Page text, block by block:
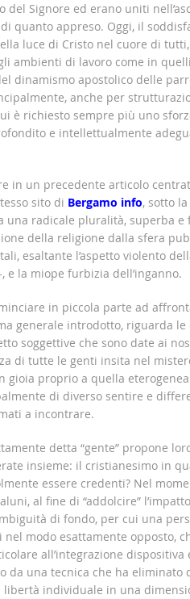
del Signore ed erano uniti
quanto appreso. Oggi, il
luce di Cristo nel cuore di
ambienti di lavoro come in
dinamismo apostolico delle
anche per
è richiesto sempre più uno
e intellettualmente
in un precedente articolo
sito di Bergamo info, sotto la
una radicale pluralità, superba e
della religione dalla sfera
esaltante l’aspetto violento
e la miope furbizia dell’inganno.
in piccola parte ad
generale introdotto, riguarda le
soggettive che sono date ai
di tutte le genti insita nel
proprio a quella eterogenea
di diverso sentire e
a incontrare.
detta “gente” propone
insieme: il cristianesimo in
essere credenti? Nel
al fine di “addolcire”
di fondo, per cui una
modo esattamente opposto,
all’integrazione dispositiva
da una tecnica che ha eliminato
libertà individuale in una